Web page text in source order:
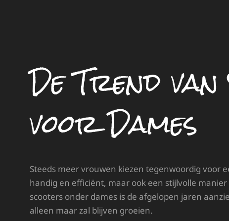
De Trend
voor Dames
Steeds meer vrouwen kiezen tegenwoordig voor
handig en efficiënt, maar ook een stijlvolle
scooters onder dames is de afgelopen jaren
alleen maar zal blijven groeien.